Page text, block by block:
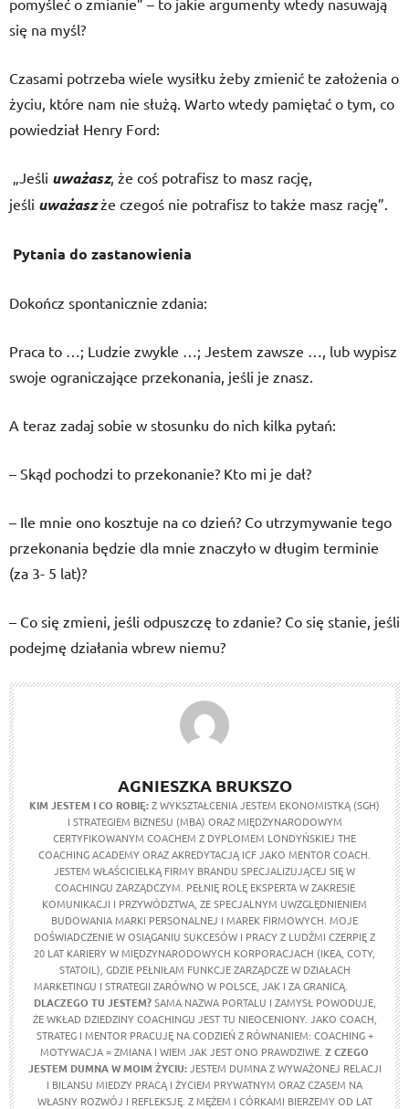
pomyśleć o zmianie” – to jakie argumenty wtedy nasuwają
się na myśl?
Czasami potrzeba wiele wysiłku żeby zmienić te założenia o
życiu, które nam nie służą. Warto wtedy pamiętać o tym, co
powiedział Henry Ford:
„Jeśli uważasz, że coś potrafisz to masz rację,
jeśli uważaszże czegoś nie potrafisz to także masz rację”.
Pytania do zastanowienia
Dokończ spontanicznie zdania:
Praca to …; Ludzie zwykle …; Jestem zawsze …, lub wypisz
swoje ograniczające przekonania, jeśli je znasz.
A teraz zadaj sobie w stosunku do nich kilka pytań:
– Skąd pochodzi to przekonanie? Kto mi je dał?
– Ile mnie ono kosztuje na co dzień? Co utrzymywanie tego
przekonania będzie dla mnie znaczyło w długim terminie
(za 3- 5 lat)?
– Co się zmieni, jeśli odpuszczę to zdanie? Co się stanie, jeśli
podejmę działania wbrew niemu?
AGNIESZKA BRUKSZO
KIM JESTEM I CO ROBIĘ:Z WYKSZTAŁCENIA JESTEM EKONOMISTKĄ (SGH)
I STRATEGIEM BIZNESU (MBA) ORAZ MIĘDZYNARODOWYM
CERTYFIKOWANYM COACHEM Z DYPLOMEM LONDYŃSKIEJ THE
COACHING ACADEMY ORAZ AKREDYTACJĄ ICF JAKO MENTOR COACH.
JESTEM WŁAŚCICIELKĄ FIRMY BRANDU SPECJALIZUJĄCEJ SIĘ W
COACHINGU ZARZĄDCZYM. PEŁNIĘ ROLĘ EKSPERTA W ZAKRESIE
KOMUNIKACJI I PRZYWÓDZTWA, ZE SPECJALNYM UWZGLĘDNIENIEM
BUDOWANIA MARKI PERSONALNEJ I MAREK FIRMOWYCH. MOJE
DOŚWIADCZENIE W OSIĄGANIU SUKCESÓW I PRACY Z LUDŹMI CZERPIĘ Z
20 LAT KARIERY W MIĘDZYNARODOWYCH KORPORACJACH (IKEA, COTY,
STATOIL), GDZIE PEŁNIŁAM FUNKCJE ZARZĄDCZE W DZIAŁACH
MARKETINGU I STRATEGII ZARÓWNO W POLSCE, JAK I ZA GRANICĄ.
DLACZEGO TU JESTEM?SAMA NAZWA PORTALU I ZAMYSŁ POWODUJE,
ŻE WKŁAD DZIEDZINY COACHINGU JEST TU NIEOCENIONY. JAKO COACH,
STRATEG I MENTOR PRACUJĘ NA CODZIEŃ Z RÓWNANIEM: COACHING +
MOTYWACJA = ZMIANA I WIEM JAK JEST ONO PRAWDZIWE. Z CZEGO
JESTEM DUMNA W MOIM ŻYCIU:JESTEM DUMNA Z WYWAŻONEJ RELACJI
I BILANSU MIEDZY PRACĄ I ŻYCIEM PRYWATNYM ORAZ CZASEM NA
WŁASNY ROZWÓJ I REFLEKSJĘ. Z MĘŻEM I CÓRKAMI BIERZEMY OD LAT